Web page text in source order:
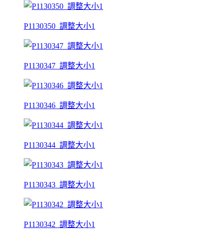
P1130350_調整大小1
P1130347_調整大小1
P1130346_調整大小1
P1130344_調整大小1
P1130343_調整大小1
P1130342_調整大小1